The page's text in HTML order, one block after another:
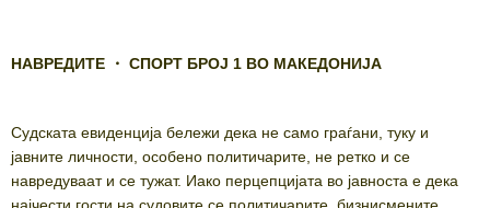
НАВРЕДИТЕ ・ СПОРТ БРОЈ 1 ВО МАКЕДОНИЈА
Судската евиденција бележи дека не само граѓани, туку и
јавните личности, особено политичарите, не ретко и се
навредуваат и се тужат. Иако перцепцијата во јавноста е дека